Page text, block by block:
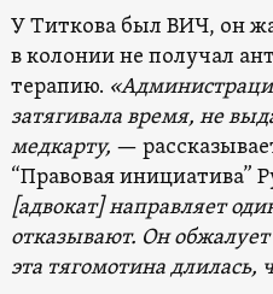
У Титкова был ВИЧ, он
в колонии не получал
терапию.
затягивала время, не
медкарту, —
“Правовая инициатива”
[адвокат] направляет
отказывают. Он
эта тягомотина длилась,